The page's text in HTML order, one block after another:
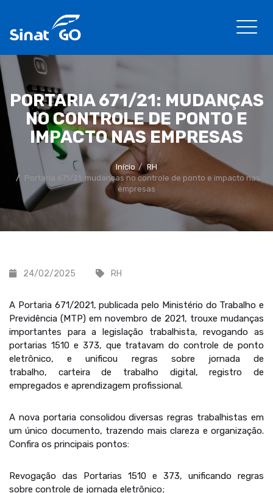
PORTARIA 671/21: MUDANÇAS
NO CONTROLE DE PONTO E
IMPACTO NAS EMPRESAS
Início
RH
Portaria 671/21: mudanças no controle de ponto e impacto nas
empresas
24/02/2025 RH
A Portaria 671/2021, publicada pelo Ministério do Trabalho e
Previdência (MTP) em novembro de 2021, trouxe mudanças
importantes para a legislação trabalhista, revogando as
portarias 1510 e 373, que tratavam do controle de ponto
eletrônico, e unificou regras sobre jornada de
trabalho, carteira de trabalho digital, registro de
empregados e aprendizagem profissional.
A nova portaria consolidou diversas regras trabalhistas em
um único documento, trazendo mais clareza e organização.
Confira os principais pontos:
Revogação das Portarias 1510 e 373, unificando regras
sobre controle de jornada eletrônico;